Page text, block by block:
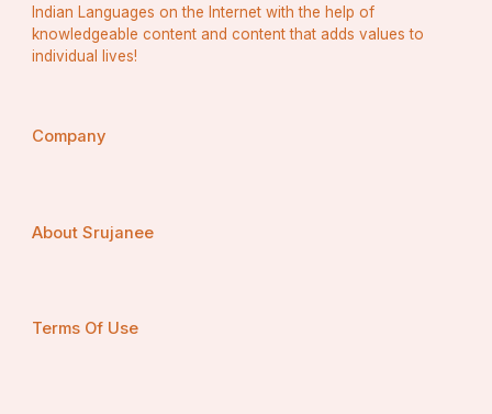
Indian Languages on the Internet with the help of
knowledgeable content and content that adds values to
individual lives!
Company
About Srujanee
Terms Of Use